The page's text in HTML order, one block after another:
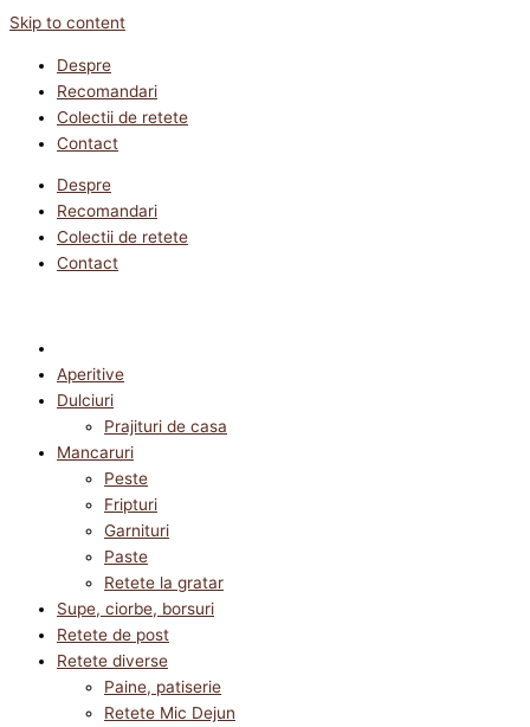
Skip to content
Despre
Recomandari
Colectii de retete
Contact
Despre
Recomandari
Colectii de retete
Contact
Aperitive
Dulciuri
Prajituri de casa
Mancaruri
Peste
Fripturi
Garnituri
Paste
Retete la gratar
Supe, ciorbe, borsuri
Retete de post
Retete diverse
Paine, patiserie
Retete Mic Dejun